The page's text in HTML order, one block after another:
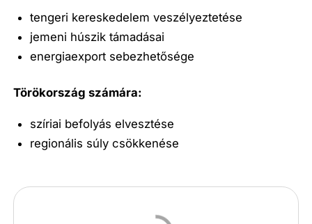
tengeri kereskedelem veszélyeztetése
jemeni húszik támadásai
energiaexport sebezhetősége
Törökország számára:
szíriai befolyás elvesztése
regionális súly csökkenése